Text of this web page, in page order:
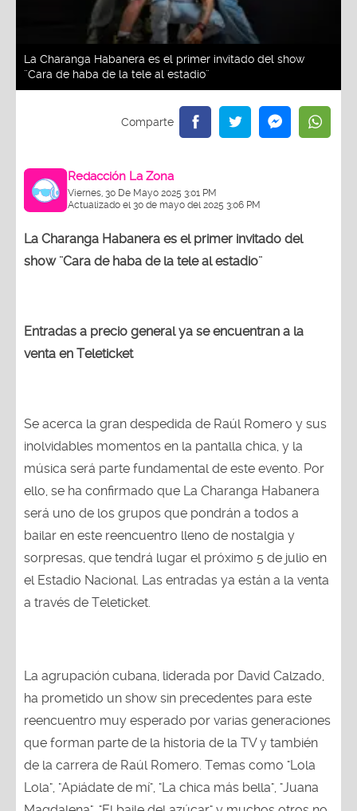
La Charanga Habanera es el primer invitado del show
¨Cara de haba de la tele al estadio¨
Redacción La Zona
Viernes, 30 De Mayo 2025 3:01 PM
Actualizado el 30 de mayo del 2025 3:06 PM
La Charanga Habanera es el primer invitado del
show ¨Cara de haba de la tele al estadio¨
Entradas a precio general ya se encuentran a la
venta en Teleticket
Se acerca la gran despedida de Raúl Romero y sus
inolvidables momentos en la pantalla chica, y la
música será parte fundamental de este evento. Por
ello, se ha confirmado que La Charanga Habanera
será uno de los grupos que pondrán a todos a
bailar en este reencuentro lleno de nostalgia y
sorpresas, que tendrá lugar el próximo 5 de julio en
el Estadio Nacional. Las entradas ya están a la venta
a través de Teleticket.
La agrupación cubana, liderada por David Calzado,
ha prometido un show sin precedentes para este
reencuentro muy esperado por varias generaciones
que forman parte de la historia de la TV y también
de la carrera de Raúl Romero. Temas como "Lola
Lola", "Apiádate de mí", "La chica más bella", "Juana